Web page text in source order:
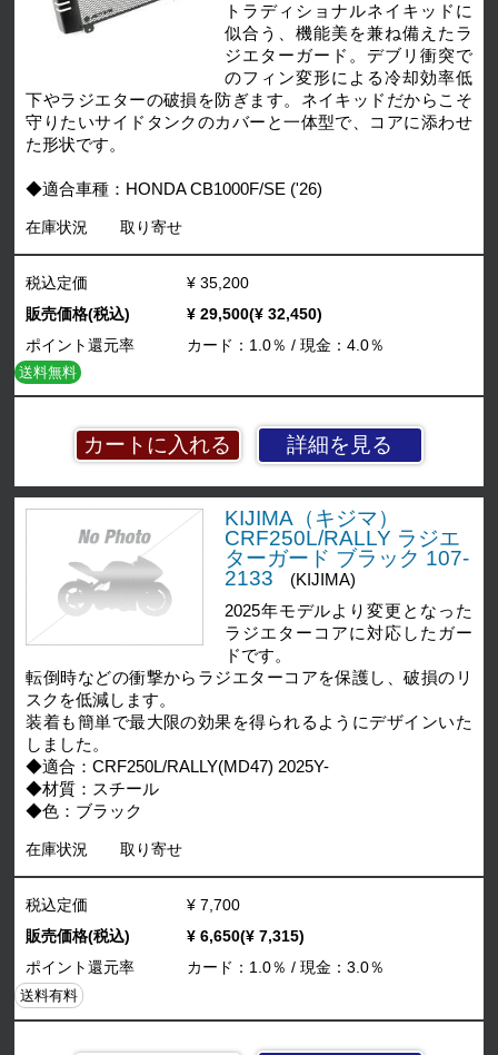
トラディショナルネイキッドに
似合う、機能美を兼ね備えたラ
ジエターガード。デブリ衝突で
のフィン変形による冷却効率低
下やラジエターの破損を防ぎます。ネイキッドだからこそ
守りたいサイドタンクのカバーと一体型で、コアに添わせ
た形状です。
◆適合車種：HONDA CB1000F/SE ('26)
在庫状況 取り寄せ
詳細を見る
税込定価
¥ 35,200
販売価格(税込)
¥ 29,500(¥ 32,450)
ポイント還元率
カード：1.0％ / 現金：4.0％
送料無料
KIJIMA（キジマ）
CRF250L/RALLY ラジエ
ターガード ブラック 107-
2133
(KIJIMA)
2025年モデルより変更となった
ラジエターコアに対応したガー
ドです。
転倒時などの衝撃からラジエターコアを保護し、破損のリ
スクを低減します。
装着も簡単で最大限の効果を得られるようにデザインいた
しました。
◆適合：CRF250L/RALLY(MD47) 2025Y-
◆材質：スチール
◆色：ブラック
在庫状況 取り寄せ
税込定価
¥ 7,700
販売価格(税込)
¥ 6,650(¥ 7,315)
ポイント還元率
カード：1.0％ / 現金：3.0％
送料有料